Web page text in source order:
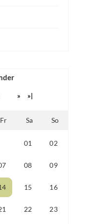
» »|
Fr Sa So
01 02
08 09
15 16
22 23